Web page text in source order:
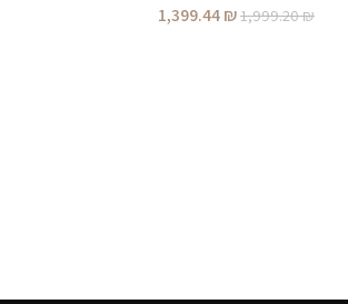
1,999.20₪
1,399.44₪